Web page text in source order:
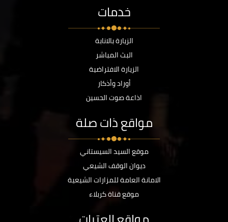
خدمات
الزيارة بالانابة
البث المباشر
الزيارة الافتراضية
أوراد وأذكار
اذاعة صوت الحسين
مواقع ذات صلة
موقع السيد السيستاني
ديوان الوقف الشيعي
الامانة العامة للمزارات الشيعية
موقع قناة كربلاء